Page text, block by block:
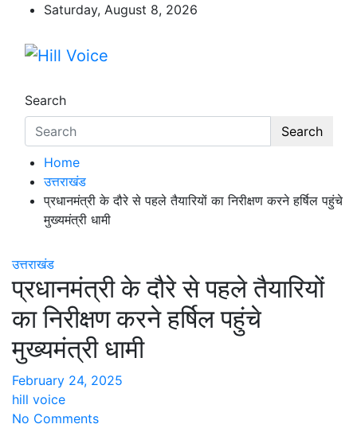
content
Saturday, August 8, 2026
Search
Search
Home
उत्तराखंड
प्रधानमंत्री के दौरे से पहले तैयारियों का निरीक्षण करने हर्षिल पहुंचे
मुख्यमंत्री धामी
उत्तराखंड
प्रधानमंत्री के दौरे से पहले तैयारियों
का निरीक्षण करने हर्षिल पहुंचे
मुख्यमंत्री धामी
February 24, 2025
hill voice
No Comments